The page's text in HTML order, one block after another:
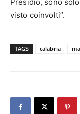
visto coinvolti”.
TAGS calabria